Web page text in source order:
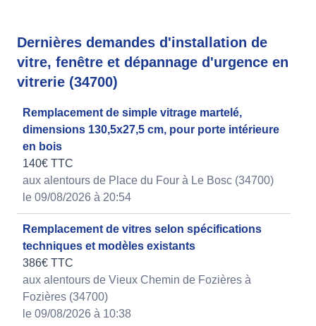
Dernières demandes d'installation de
vitre, fenêtre et dépannage d'urgence en
vitrerie (34700)
Remplacement de simple vitrage martelé,
dimensions 130,5x27,5 cm, pour porte intérieure
en bois
140€ TTC
aux alentours de Place du Four à Le Bosc (34700)
le 09/08/2026 à 20:54
Remplacement de vitres selon spécifications
techniques et modèles existants
386€ TTC
aux alentours de Vieux Chemin de Fozières à
Fozières (34700)
le 09/08/2026 à 10:38